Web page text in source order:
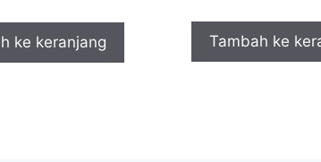
ke keranjang Tambah ke